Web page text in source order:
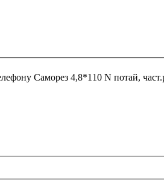
Саморез 4,8*110 N потай,